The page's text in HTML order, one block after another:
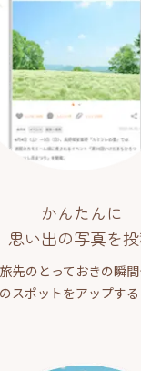
かんたんに
思い出の写真を
旅先のとっておきの瞬間
スポットをアップす